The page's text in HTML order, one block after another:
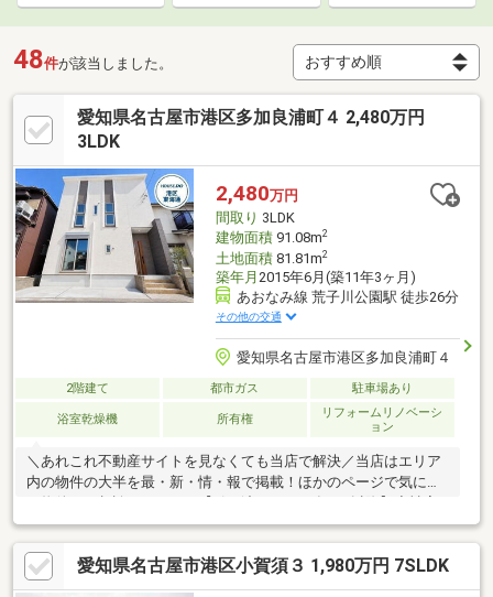
48件が該当しました。
愛知県名古屋市港区多加良浦町４ 2,480万円
3LDK
2,480万円
間取り 3LDK
建物面積91.08m2
土地面積81.81m2
築年月 2015年6月(築11年3ヶ月)
あおなみ線 荒子川公園駅 徒歩26分
その他の交通
愛知県名古屋市港区多加良浦町４
2階建て 都市ガス 駐車場あり
浴室乾燥機 所有権
リフォームリノベーシ
ョン
＼あれこれ不動産サイトを見なくても当店で解決／当店はエリア
内の物件の大半を最・新・情・報で掲載！ほかのページで気にな
寺小学校／宝神中学校◆駐車場1台可能◆WICがあるのでお部屋が
スッキリ片付きます◆人気のカウンターキッチンを採用◎※写真
をクリックすると、詳細をご覧いただけます。＝＝＝＝＝＝＝＝
＝＝＝＝＝＝＝＝＝＝＝＝＝＝＝＝＝※本物件は売主様居住中の
愛知県名古屋市港区小賀須３ 1,980万円 7SLDK